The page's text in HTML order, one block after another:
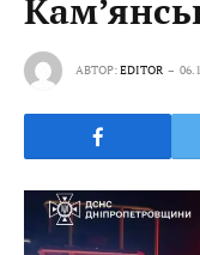
АВТОР:EDITOR